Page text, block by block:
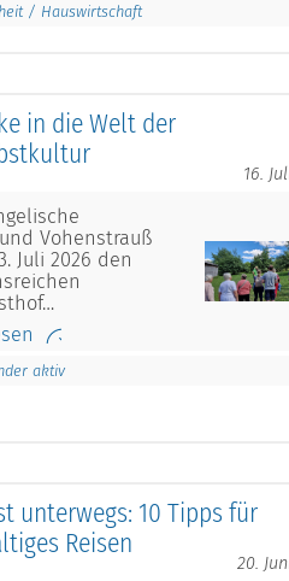
/ Hauswirtschaft
in die Welt der
16.
Vohenstrauß
Juli 2026 den
aktiv
unterwegs: 10 Tipps für
Reisen
20.